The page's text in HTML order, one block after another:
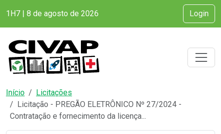
1H7 | 8 de agosto de 2026 Login
Início
Licitações
Licitação - PREGÃO ELETRÔNICO Nº 27/2024 -
Contratação e fornecimento da licença...